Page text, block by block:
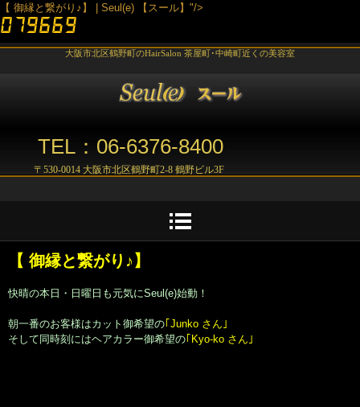
【 御縁と繋がり♪】 | Seul(e) 【スール】"/>
大阪市北区鶴野町のHairSalon 茶屋町･中崎町近くの美容室
TEL：06-6376-8400
〒530-0014 大阪市北区鶴野町2-8 鶴野ビル3F
【 御縁と繋がり♪】
快晴の本日・日曜日も元気にSeul(e)始動！
朝一番のお客様はカット御希望の｢Junko さん｣
そして同時刻にはヘアカラー御希望の｢Kyo-ko さん｣